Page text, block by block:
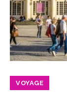
VOYAGE